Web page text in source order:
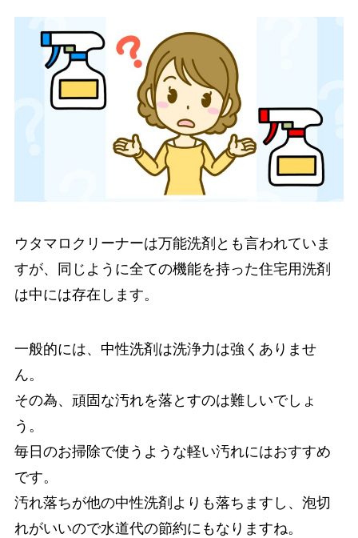
ウタマロクリーナーは万能洗剤とも言われていま
すが、同じように全ての機能を持った住宅用洗剤
は中には存在します。
一般的には、中性洗剤は洗浄力は強くありませ
ん。
その為、頑固な汚れを落とすのは難しいでしょ
う。
毎日のお掃除で使うような軽い汚れにはおすすめ
です。
汚れ落ちが他の中性洗剤よりも落ちますし、泡切
れがいいので水道代の節約にもなりますね。